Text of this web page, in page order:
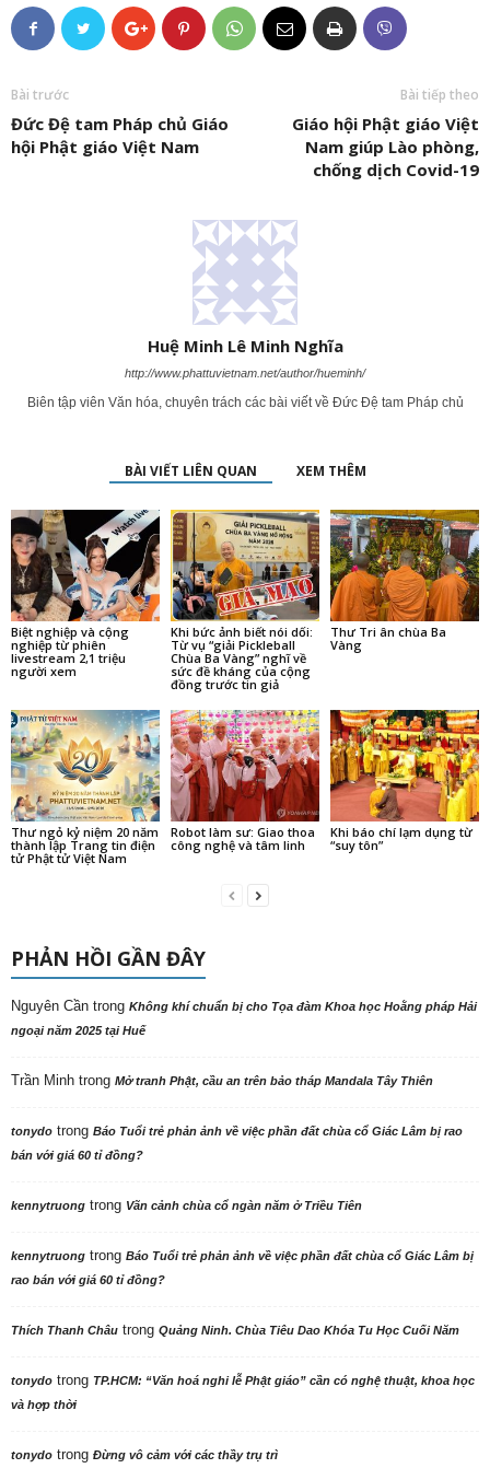
Bài trước
Đức Đệ tam Pháp chủ Giáo
hội Phật giáo Việt Nam
Bài tiếp theo
Giáo hội Phật giáo Việt
Nam giúp Lào phòng,
chống dịch Covid-19
Huệ Minh Lê Minh Nghĩa
http://www.phattuvietnam.net/author/hueminh/
Biên tập viên Văn hóa, chuyên trách các bài viết về Đức Đệ tam Pháp chủ
BÀI VIẾT LIÊN QUAN XEM THÊM
Biệt nghiệp và cộng
nghiệp từ phiên
livestream 2,1 triệu
người xem
Khi bức ảnh biết nói dối:
Từ vụ “giải Pickleball
Chùa Ba Vàng” nghĩ về
sức đề kháng của cộng
đồng trước tin giả
Thư Tri ân chùa Ba
Vàng
Thư ngỏ kỷ niệm 20 năm
thành lập Trang tin điện
tử Phật tử Việt Nam
Robot làm sư: Giao thoa
công nghệ và tâm linh
Khi báo chí lạm dụng từ
“suy tôn”
PHẢN HỒI GẦN ĐÂY
Nguyên Cần trong Không khí chuẩn bị cho Tọa đàm Khoa học Hoằng pháp Hải
ngoại năm 2025 tại Huế
Trần Minh trong Mở tranh Phật, cầu an trên bảo tháp Mandala Tây Thiên
tonydo trong Báo Tuổi trẻ phản ảnh về việc phần đất chùa cổ Giác Lâm bị rao
bán với giá 60 tỉ đồng?
kennytruong trong Vãn cảnh chùa cổ ngàn năm ở Triều Tiên
kennytruong trong Báo Tuổi trẻ phản ảnh về việc phần đất chùa cổ Giác Lâm bị
rao bán với giá 60 tỉ đồng?
Thích Thanh Châu trong Quảng Ninh. Chùa Tiêu Dao Khóa Tu Học Cuối Năm
tonydo trong TP.HCM: “Văn hoá nghi lễ Phật giáo” cần có nghệ thuật, khoa học
và hợp thời
tonydo trong Đừng vô cảm với các thầy trụ trì